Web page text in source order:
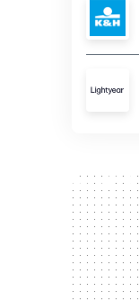
300 x 250